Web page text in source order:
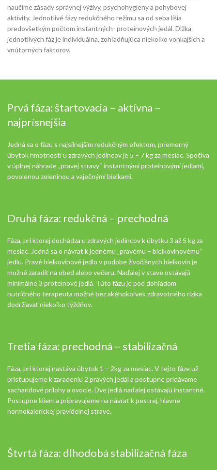
naučíme zásady správnej výživy, psychohygieny a pohybovej
aktivity. Jednotlivé fázy redukčného režimu sa od seba líšia
predovšetkým počtom instantných- proteínových jedál. Dĺžka
jednotlivých fáz je individuálna, zohľadňujúca niekoľko vonkajších a
vnútorných faktorov.
Prvá fáza: štartovacia – aktívna –
najprísnejšia
Jedná sa o fázu s najsilnejším redukčným efektom, priemerný
úbytok hmotnosti u zdravých jedincov je 5 – 7 kg za mesiac. Spočíva
v úplnej náhrade „pravej stravy“ instantnými proteínovými jedlami,
povolenou zeleninou a vaječnými bielkami.
Druhá fáza: redukčná – prechodná
Fáza, pri ktorej dochádza u zdravých jedincov k úbytku 3 až 5 kg za
mesiac. Jedná sa o návrat k jednému „pravému – bielkovinovému“
jedlu. Pravé bielkovinové jedlo v podobe živočíšnych bielkovín je
možné zaradiť na obed alebo večeru. Naďalej v stave ostávajú
minimálne 3 proteínové jedlá. Túto fázu je pod dohľadom
nutričného terapeuta možné bez akéhokoľvek zdravotného rizika
dodržiavať niekoľko týždňov.
Tretia fáza: prechodná – stabilizačná
Fáza, pri ktorej nastáva úbytok 1 – 2kg za mesiac. V tejto fáze už
pristupujeme k zaradeniu 2 pravých jedál a postupne pridávame
sacharidové prílohy a ovocie. Dve jedlá naďalej ostávajú instantné.
Postupne klienta pripravujeme na návrat k pestrej, hlavne
normokalorickej pravidelnej strave.
Štvrtá fáza: dlhodobá stabilizačná fáza